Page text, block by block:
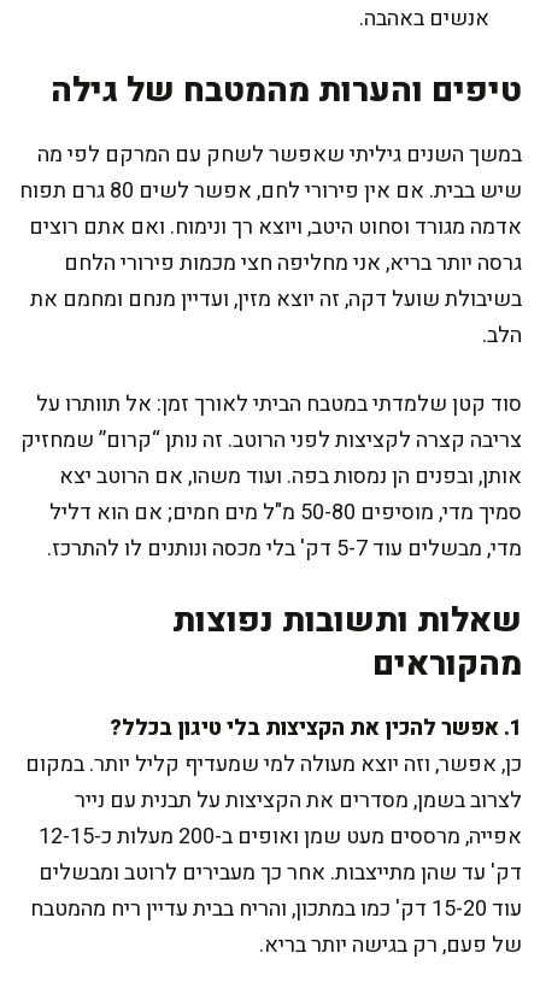
אנשים באהבה.
טיפים והערות מהמטבח של גילה
במשך השנים גיליתי שאפשר לשחק עם המרקם לפי מה
שיש בבית. אם אין פירורי לחם, אפשר לשים 80 גרם תפוח
אדמה מגורד וסחוט היטב, ויוצא רך ונימוח. ואם אתם רוצים
גרסה יותר בריא, אני מחליפה חצי מכמות פירורי הלחם
בשיבולת שועל דקה, זה יוצא מזין, ועדיין מנחם ומחמם את
הלב.
סוד קטן שלמדתי במטבח הביתי לאורך זמן: אל תוותרו על
צריבה קצרה לקציצות לפני הרוטב. זה נותן “קרום” שמחזיק
אותן, ובפנים הן נמסות בפה. ועוד משהו, אם הרוטב יצא
סמיך מדי, מוסיפים 50-80 מ"ל מים חמים; אם הוא דליל
מדי, מבשלים עוד 5-7 דק' בלי מכסה ונותנים לו להתרכז.
שאלות ותשובות נפוצות
מהקוראים
1. אפשר להכין את הקציצות בלי טיגון בכלל?
כן, אפשר, וזה יוצא מעולה למי שמעדיף קליל יותר. במקום
לצרוב בשמן, מסדרים את הקציצות על תבנית עם נייר
אפייה, מרססים מעט שמן ואופים ב-200 מעלות כ-12-15
דק' עד שהן מתייצבות. אחר כך מעבירים לרוטב ומבשלים
עוד 15-20 דק' כמו במתכון, והריח בבית עדיין ריח מהמטבח
של פעם, רק בגישה יותר בריא.